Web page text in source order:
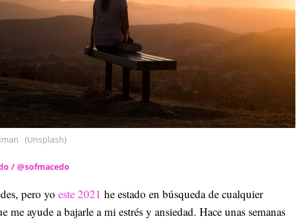
(Unsplash)
/ @sofmacedo
pero yo este 2021 he estado en búsqueda de cualquier
me ayude a bajarle a mi estrés y ansiedad. Hace unas semanas